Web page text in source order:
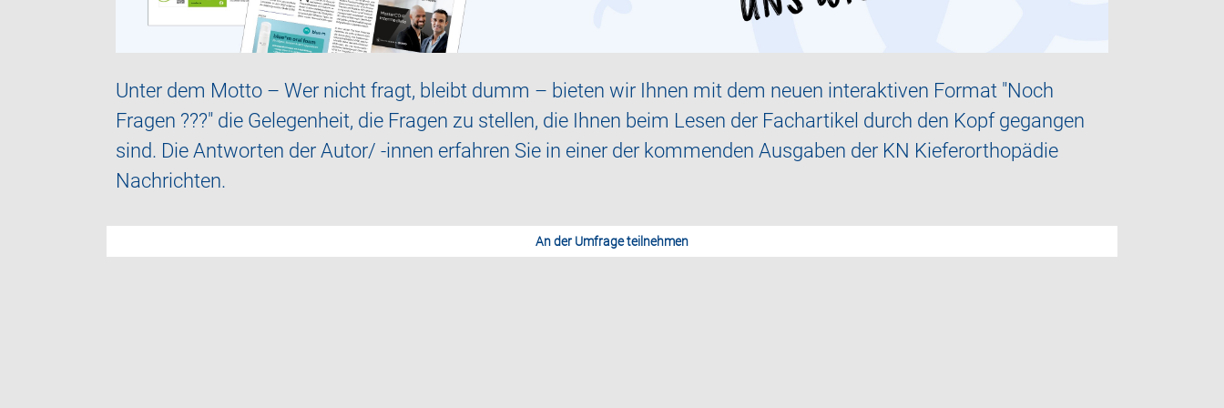
Unter dem Motto – Wer nicht fragt, bleibt dumm – bieten wir Ihnen mit dem neuen interaktiven Format "Noch
Fragen ???" die Gelegenheit, die Fragen zu stellen, die Ihnen beim Lesen der Fachartikel durch den Kopf gegangen
sind. Die Antworten der Autor/ -innen erfahren Sie in einer der kommenden Ausgaben der KN Kieferorthopädie
Nachrichten.
An der Umfrage teilnehmen